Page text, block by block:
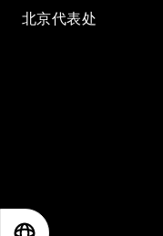
北京代表处